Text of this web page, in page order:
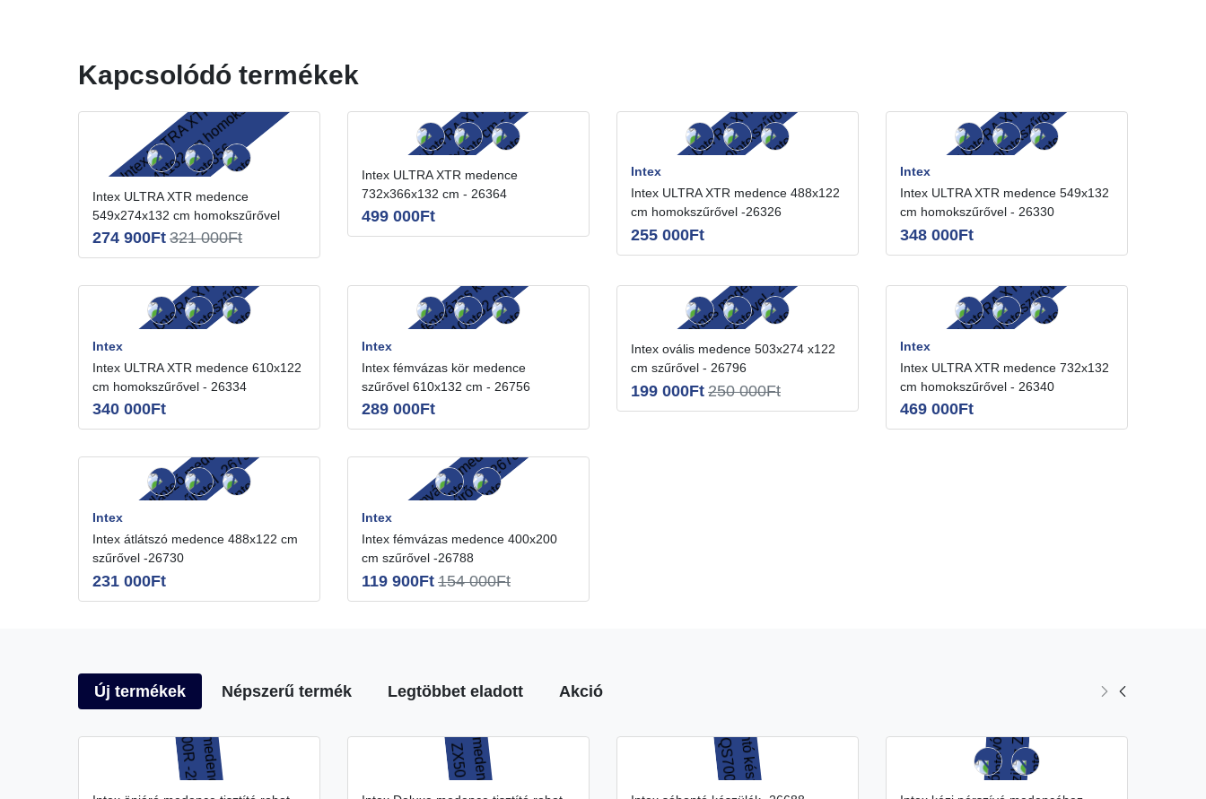
Kapcsolódó termékek
Intex ULTRA XTR medence
549x274x132 cm homokszűrővel
-26356
274 900Ft 321 000Ft
Intex ULTRA XTR medence
732x366x132 cm - 26364
499 000Ft
Intex
Intex ULTRA XTR medence 488x122
cm homokszűrővel -26326
255 000Ft
Intex
Intex ULTRA XTR medence 549x132
cm homokszűrővel - 26330
348 000Ft
Intex
Intex ULTRA XTR medence 610x122
cm homokszűrővel - 26334
340 000Ft
Intex
Intex fémvázas kör medence
szűrővel 610x132 cm - 26756
289 000Ft
Intex ovális medence 503x274 x122
cm szűrővel - 26796
199 000Ft 250 000Ft
Intex
Intex ULTRA XTR medence 732x132
cm homokszűrővel - 26340
469 000Ft
Intex
Intex átlátszó medence 488x122 cm
szűrővel -26730
231 000Ft
Intex
Intex fémvázas medence 400x200
cm szűrővel -26788
119 900Ft 154 000Ft
Új termékek Népszerű termék Legtöbbet eladott Akció